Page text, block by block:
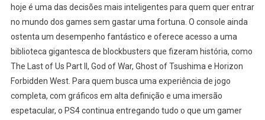
hoje é uma das decisões mais inteligentes para quem quer entrar
no mundo dos games sem gastar uma fortuna. O console ainda
ostenta um desempenho fantástico e oferece acesso a uma
biblioteca gigantesca de blockbusters que fizeram história, como
The Last of Us Part II, God of War, Ghost of Tsushima e Horizon
Forbidden West. Para quem busca uma experiência de jogo
completa, com gráficos em alta definição e uma imersão
espetacular, o PS4 continua entregando tudo o que um gamer